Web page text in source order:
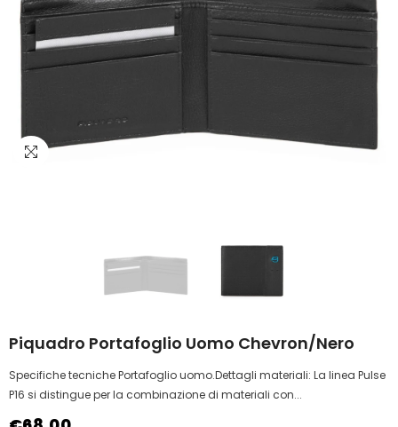
Piquadro Portafoglio Uomo Chevron/nero
Specifiche tecniche Portafoglio uomo.Dettagli materiali: La linea Pulse
P16 si distingue per la combinazione di materiali con...